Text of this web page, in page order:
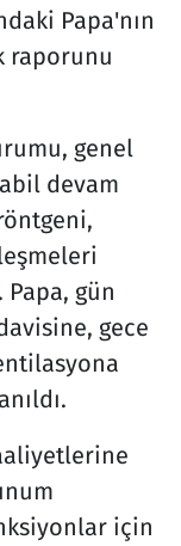
Papa'nın
raporunu
genel
devam
gün
gece
için